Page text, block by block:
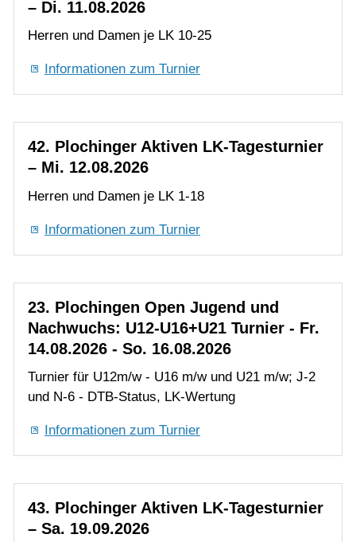
Jugend
Gaststätte
– Mi. 12.08.2026
Herren und Damen je LK 1-18
23. Plochingen Open Jugend und
Nachwuchs: U12-U16+U21 Turnier - Fr.
14.08.2026 - So. 16.08.2026
Turnier für U12m/w - U16 m/w und U21 m/w; J-2
und N-6 - DTB-Status, LK-Wertung
Informationen zum Turnier
43. Plochinger Aktiven LK-Tagesturnier
– Sa. 19.09.2026
Herren und Damen je LK 1-14 und LK 12-25